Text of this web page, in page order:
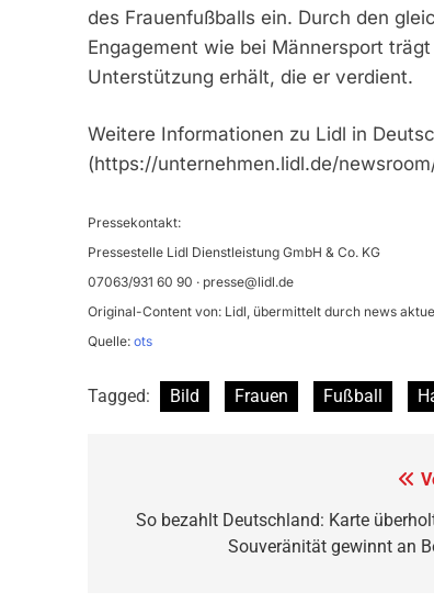
des Frauenfußballs ein. Durch den
Engagement wie bei Männersport
Unterstützung erhält, die er verdient.
Weitere Informationen zu Lidl in
(https://unternehmen.lidl.de/
Pressekontakt:
Pressestelle Lidl Dienstleistung GmbH & Co. KG
07063/931 60 90 · presse@lidl.de
Original-Content von: Lidl, übermittelt durch news
Quelle: ots
Tagged: Bild Frauen Fußball
So bezahlt Deutschland: Karte
Souveränität gewinnt an